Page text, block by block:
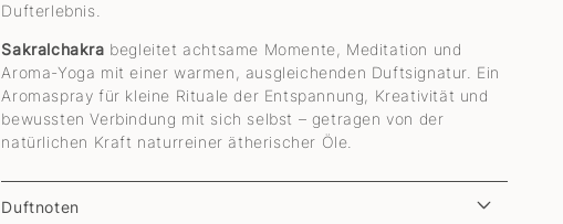
Dufterlebnis.
Sakralchakra begleitet achtsame Momente, Meditation und
Aroma-Yoga mit einer warmen, ausgleichenden Duftsignatur. Ein
Aromaspray für kleine Rituale der Entspannung, Kreativität und
bewussten Verbindung mit sich selbst – getragen von der
natürlichen Kraft naturreiner ätherischer Öle.
Duftnoten